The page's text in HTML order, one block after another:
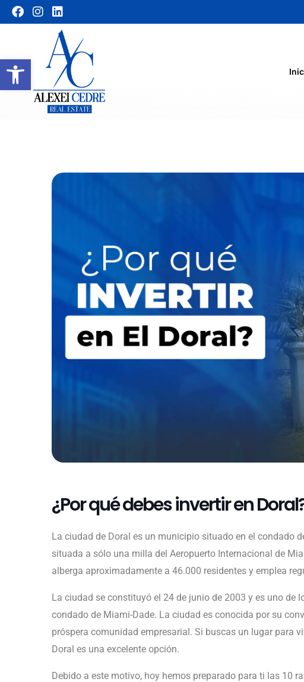
Abrir barra de herramientas
¿Por qué debes invertir en
La ciudad de Doral es un municipio situado en el condado
situada a sólo una milla del Aeropuerto Internacional de
alberga aproximadamente a 46.000 residentes y emplea
La ciudad se constituyó el 24 de junio de 2003 y es uno
condado de Miami-Dade. La ciudad es conocida por su
próspera comunidad empresarial. Si buscas un lugar para
Doral es una excelente opción.
Debido a este motivo, hoy hemos preparado para ti las 10